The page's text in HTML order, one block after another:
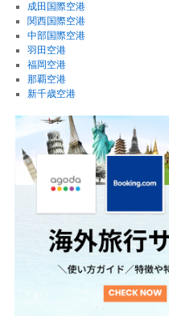
成田国際空港
関西国際空港
中部国際空港
羽田空港
福岡空港
那覇空港
新千歳空港